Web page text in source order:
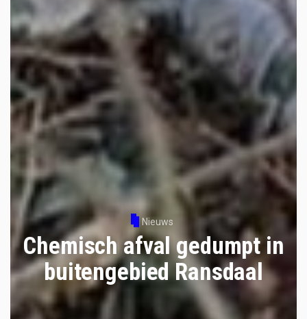
Nieuws
Chemisch afval gedumpt in
buitengebied Ransdaal